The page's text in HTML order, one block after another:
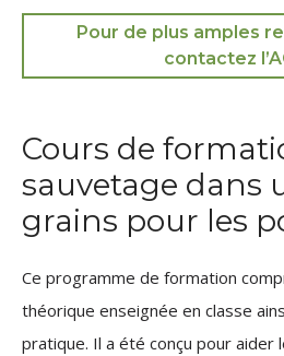
Pour de plus amples
contactez
Cours de
sauvetage dans
grains pour les
Ce programme de formation
théorique enseignée en classe
pratique. Il a été conçu pour aider